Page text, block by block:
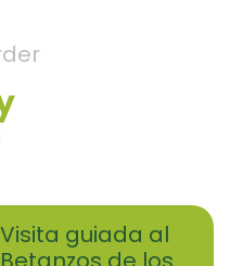
Visita guiada al